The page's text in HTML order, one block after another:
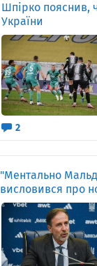
Шпірко пояснив,
України
2
"Ментально
висловився про